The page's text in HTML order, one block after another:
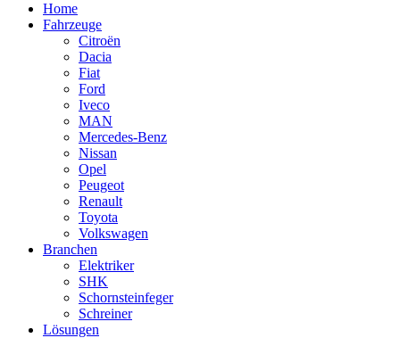
Home
Fahrzeuge
Citroën
Dacia
Fiat
Ford
Iveco
MAN
Mercedes-Benz
Nissan
Opel
Peugeot
Renault
Toyota
Volkswagen
Branchen
Elektriker
SHK
Schornsteinfeger
Schreiner
Lösungen